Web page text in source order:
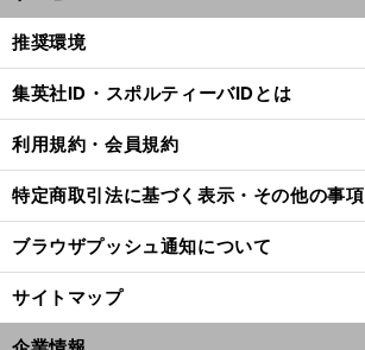
推奨環境
集英社ID・スポルティーバIDとは
利用規約・会員規約
特定商取引法に基づく表示・その他の事項
ブラウザプッシュ通知について
サイトマップ